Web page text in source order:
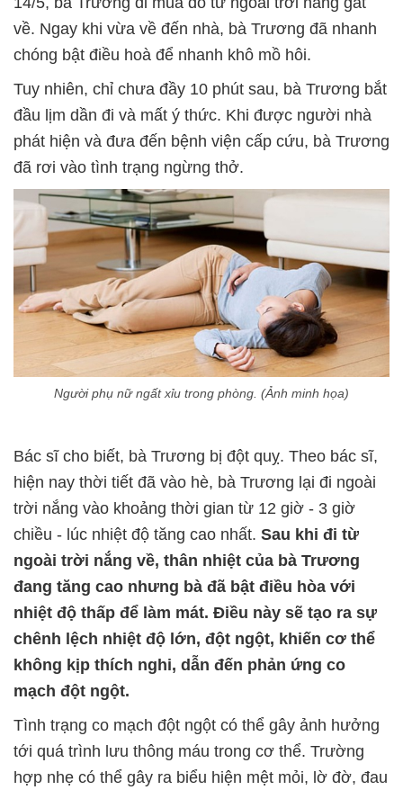
về. Ngay khi vừa về đến nhà, bà Trương đã nhanh
chóng bật điều hoà để nhanh khô mồ hôi.
Tuy nhiên, chỉ chưa đầy 10 phút sau, bà Trương bắt
đầu lịm dần đi và mất ý thức. Khi được người nhà
phát hiện và đưa đến bệnh viện cấp cứu, bà Trương
đã rơi vào tình trạng ngừng thở.
Người phụ nữ ngất xỉu trong phòng. (Ảnh minh họa)
Bác sĩ cho biết, bà Trương bị đột quỵ. Theo bác sĩ,
hiện nay thời tiết đã vào hè, bà Trương lại đi ngoài
trời nắng vào khoảng thời gian từ 12 giờ - 3 giờ
chiều - lúc nhiệt độ tăng cao nhất. Sau khi đi từ
ngoài trời nắng về, thân nhiệt của bà Trương
đang tăng cao nhưng bà đã bật điều hòa với
nhiệt độ thấp để làm mát. Điều này sẽ tạo ra sự
chênh lệch nhiệt độ lớn, đột ngột, khiến cơ thể
không kịp thích nghi, dẫn đến phản ứng co
mạch đột ngột.
Tình trạng co mạch đột ngột có thể gây ảnh hưởng
tới quá trình lưu thông máu trong cơ thể. Trường
hợp nhẹ có thể gây ra biểu hiện mệt mỏi, lờ đờ, đau